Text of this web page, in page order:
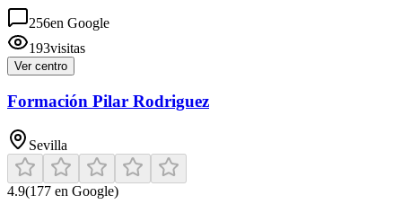
256en Google
193visitas
Ver centro
Formación Pilar Rodriguez
Sevilla
4.9(177 en Google)